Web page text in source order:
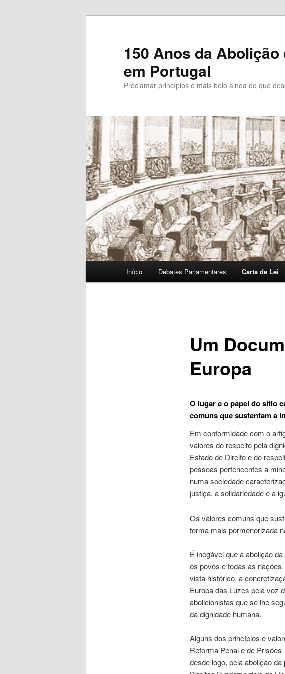
150 Anos da
em Portugal
Proclamar princípios é mais belo ainda do que
Início Debates Parlamentares Carta de Lei
Um
Europa
O lugar e o papel do sítio
comuns que sustentam a
Em conformidade com o
valores do respeito pela
Estado de Direito e do
pessoas pertencentes a
numa sociedade
justiça, a solidariedade e a
Os valores comuns que
forma mais pormenorizada
É inegável que a abolição
os povos e todas as
vista histórico, a
Europa das Luzes pela voz
abolicionistas que se lhe
da dignidade humana.
Alguns dos princípios e
Reforma Penal e de Prisões
desde logo, pela abolição